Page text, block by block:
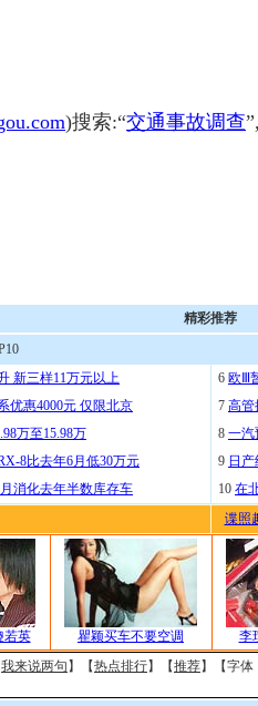
)搜索:“交通事故调查
精彩推荐
新三样11万元以上
优惠4000元 仅限北京
万至15.98万
8比去年6月低30万元
消化去年半数库存车
6 欧Ⅲ
7 高管
8 一汽
9 日
10 在
谍照
若英 瞿颖买车不要空调
李
我来说两句 】【热点排行】【推荐】【字体